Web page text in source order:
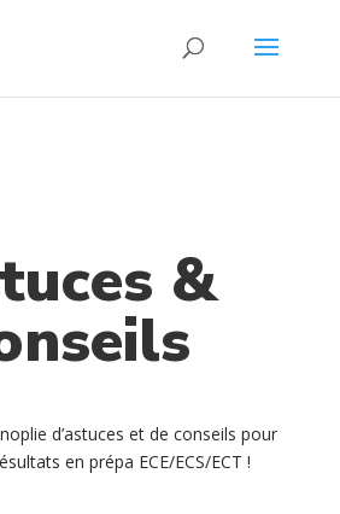
&
d’astuces et de conseils pour
en prépa ECE/ECS/ECT !